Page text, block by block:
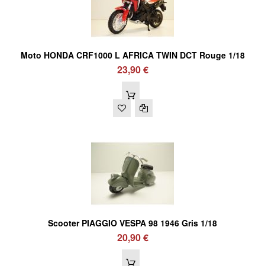
Moto HONDA CRF1000 L AFRICA TWIN DCT Rouge 1/18
23,90 €
Scooter PIAGGIO VESPA 98 1946 Gris 1/18
20,90 €